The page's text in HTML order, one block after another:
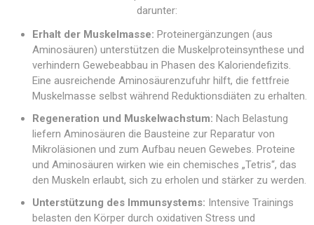
darunter:
Erhalt der Muskelmasse: Proteinergänzungen (aus
Aminosäuren) unterstützen die Muskelproteinsynthese und
verhindern Gewebeabbau in Phasen des Kaloriendefizits.
Eine ausreichende Aminosäurenzufuhr hilft, die fettfreie
Muskelmasse selbst während Reduktionsdiäten zu erhalten.
Regeneration und Muskelwachstum: Nach Belastung
liefern Aminosäuren die Bausteine zur Reparatur von
Mikroläsionen und zum Aufbau neuen Gewebes. Proteine
und Aminosäuren wirken wie ein chemisches „Tetris“, das
den Muskeln erlaubt, sich zu erholen und stärker zu werden.
Unterstützung des Immunsystems: Intensive Trainings
belasten den Körper durch oxidativen Stress und